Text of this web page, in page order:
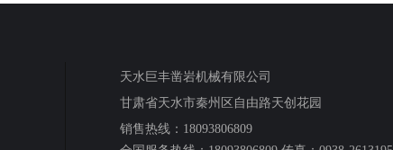
天水巨丰凿岩机械有限公司
甘肃省天水市秦州区自由路天创花园
销售热线：18093806809